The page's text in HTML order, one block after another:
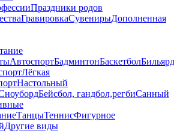
Праздники родов
ГравировкаСувенирыДополненная
АвтоспортБадминтонБаскетболБильярд
Лёгкая
Настольный
Бейсбол, гандбол,регбиСанный
ТанцыТеннисФигурное
Другие виды